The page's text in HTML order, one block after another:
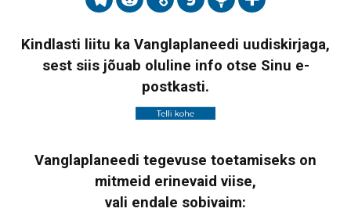
Kindlasti liitu ka Vanglaplaneedi uudiskirjaga,
sest siis jõuab oluline info otse Sinu e-
postkasti.
Vanglaplaneedi tegevuse toetamiseks on
mitmeid erinevaid viise,
vali endale sobivaim: